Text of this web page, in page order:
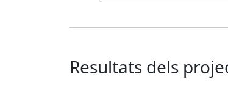
Resultats dels